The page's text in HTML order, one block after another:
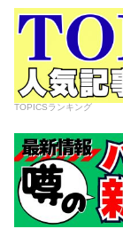
TOPICSランキング